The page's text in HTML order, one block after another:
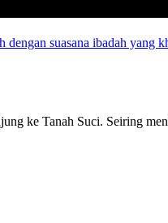
ke Tanah Suci. Seiring